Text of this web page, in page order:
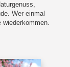
Wer einmal
wiederkommen.